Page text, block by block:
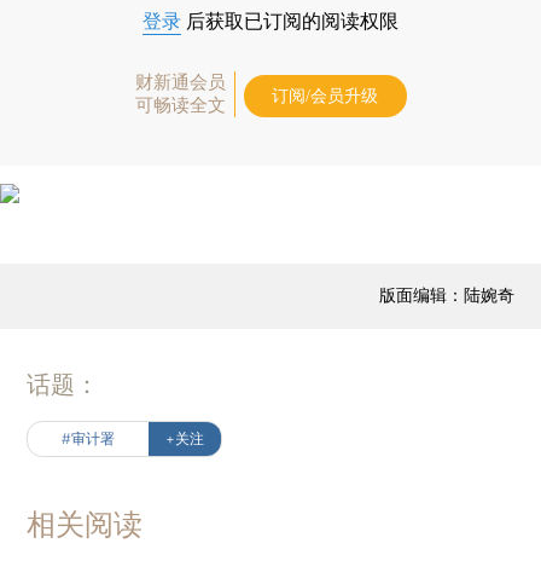
登录 后获取已订阅的阅读权限
财新通会员
可畅读全文
订阅/会员升级
版面编辑：陆婉奇
话题：
#审计署 +关注
相关阅读